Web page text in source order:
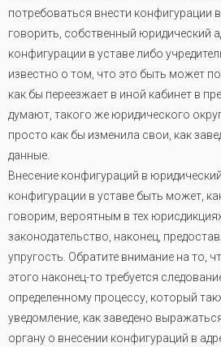
потребоваться внести конфигурации
говорить, собственный юридический
конфигурации в уставе либо
известно о том, что это быть может
как бы переезжает в иной кабинет в
думают, такого же юридического
просто как бы изменила свои, как
данные.
Внесение конфигураций в
конфигурации в уставе быть может,
говорим, вероятным в тех
законодательство, наконец,
упругость. Обратите внимание на то,
этого наконец-то требуется
определенному процессу, который
уведомление, как заведено
органу о внесении конфигураций в